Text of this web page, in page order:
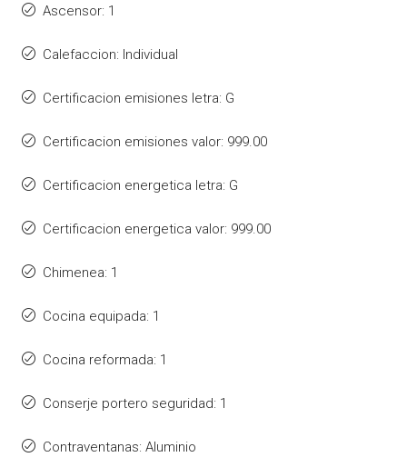
Ascensor: 1
Calefaccion: Individual
Certificacion emisiones letra: G
Certificacion emisiones valor: 999.00
Certificacion energetica letra: G
Certificacion energetica valor: 999.00
Chimenea: 1
Cocina equipada: 1
Cocina reformada: 1
Conserje portero seguridad: 1
Contraventanas: Aluminio